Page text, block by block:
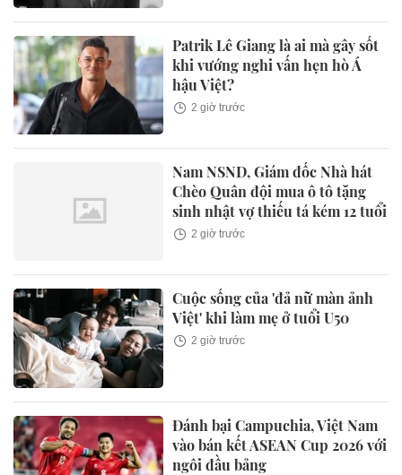
Patrik Lê Giang là ai mà gây sốt
khi vướng nghi vấn hẹn hò Á
hậu Việt?
2 giờ trước
Nam NSND, Giám đốc Nhà hát
Chèo Quân đội mua ô tô tặng
sinh nhật vợ thiếu tá kém 12 tuổi
2 giờ trước
Cuộc sống của 'đả nữ màn ảnh
Việt' khi làm mẹ ở tuổi U50
2 giờ trước
Đánh bại Campuchia, Việt Nam
vào bán kết ASEAN Cup 2026 với
ngôi đầu bảng